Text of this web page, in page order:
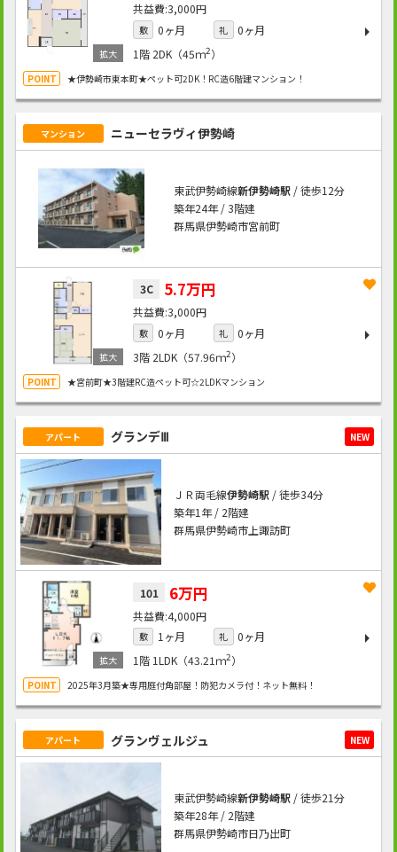
3,000円
敷 0ヶ月 礼
0ヶ月
1階 2DK（45ｍ2）
★伊勢崎市東本町★ペット可2DK！RC造6階建マンション！
マンション ニューセラヴィ伊勢崎
東武伊勢崎線新伊勢崎駅/ 徒歩12分
築年24年 / 3階建
群馬県伊勢崎市宮前町
3C 5.7万円
3,000円
敷 0ヶ月 礼
0ヶ月
3階 2LDK（57.96ｍ2）
★宮前町★3階建RC造ペット可☆2LDKマンション
アパート グランデⅢ NEW
ＪＲ両毛線伊勢崎駅/ 徒歩34分
築年1年 / 2階建
群馬県伊勢崎市上諏訪町
101 6万円
4,000円
敷 1ヶ月 礼
0ヶ月
1階 1LDK（43.21ｍ2）
2025年3月築★専用庭付角部屋！防犯カメラ付！ネット無料！
アパート グランヴェルジュ NEW
東武伊勢崎線新伊勢崎駅/ 徒歩21分
築年28年 / 2階建
群馬県伊勢崎市日乃出町